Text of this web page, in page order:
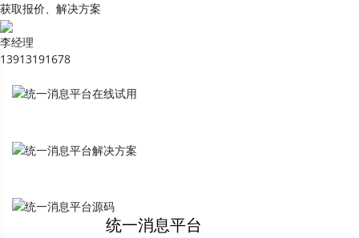
获取报价、解决方案
李经理
13913191678
在线试用
解决方案下载
统一消息平台